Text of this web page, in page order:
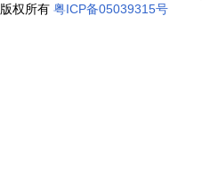
版权所有 粤ICP备05039315号